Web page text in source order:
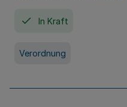
In Kraft
Verordnung